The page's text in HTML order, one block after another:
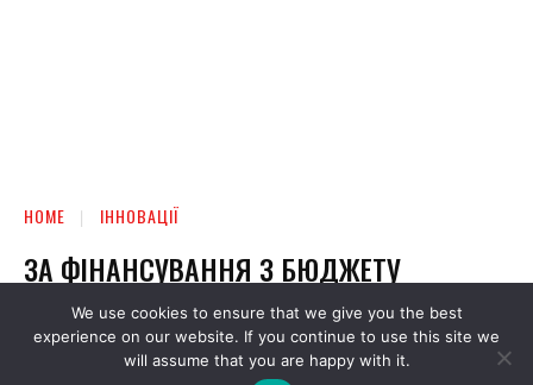
We use cookies to ensure that we give you the best
experience on our website. If you continue to use this site we
will assume that you are happy with it.